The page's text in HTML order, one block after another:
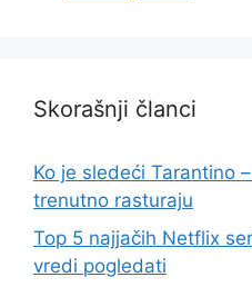
Skorašnji članci
Ko je sledeći Tarantino
trenutno rasturaju
Top 5 najjačih Netflix
vredi pogledati